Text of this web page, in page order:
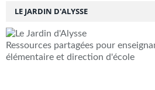
LE JARDIN D'ALYSSE
Ressources partagées pour
élémentaire et direction d'école